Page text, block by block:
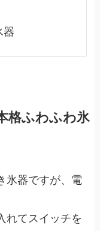
器
格ふわふわ氷
氷器ですが、電
れてスイッチを